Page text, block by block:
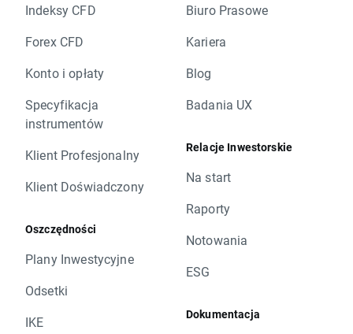
Indeksy CFD
Forex CFD
Konto i opłaty
Specyfikacja
instrumentów
Klient Profesjonalny
Klient Doświadczony
Oszczędności
Plany Inwestycyjne
Odsetki
IKE
Biuro Prasowe
Kariera
Blog
Badania UX
Relacje Inwestorskie
Na start
Raporty
Notowania
ESG
Dokumentacja